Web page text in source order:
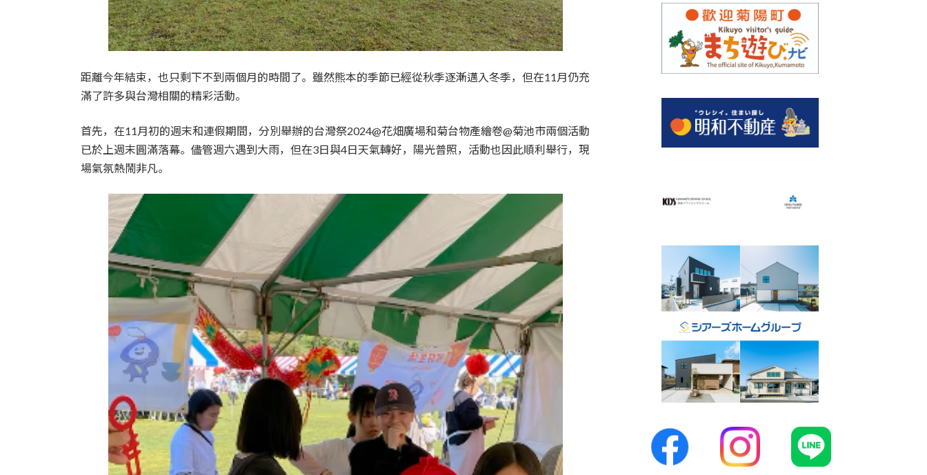
距離今年結束，也只剩下不到兩個月的時間了。雖然熊本的季節已經從秋季逐漸邁入冬季，但在11月仍充
滿了許多與台灣相關的精彩活動。
首先，在11月初的週末和連假期間，分別舉辦的台灣祭2024@花畑廣場和菊台物產繪卷@菊池市兩個活動
已於上週末圓滿落幕。儘管週六遇到大雨，但在3日與4日天氣轉好，陽光普照，活動也因此順利舉行，現
場氣氛熱鬧非凡。